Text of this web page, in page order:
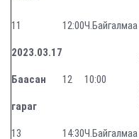
11 12:00Ч.Байгалмаа
2023.03.17
Баасан
гараг
12 10:00
13 14:30Ч.Байгалмаа